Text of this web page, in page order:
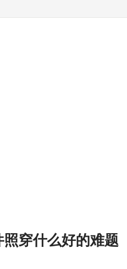
穿什么好的难题